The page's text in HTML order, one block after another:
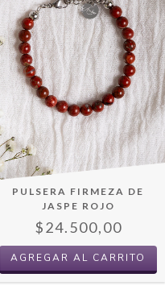
PULSERA FIRMEZA DE
JASPE ROJO
$24.500,00